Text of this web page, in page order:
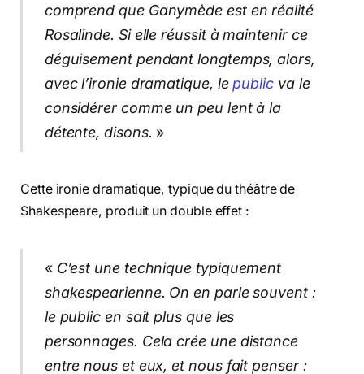
comprend que Ganymède est en réalité
Rosalinde. Si elle réussit à maintenir ce
déguisement pendant longtemps, alors,
avec l’ironie dramatique, lepublic va le
considérer comme un peu lent à la
détente, disons. »
Cette ironie dramatique, typique du théâtre de
Shakespeare, produit un double effet :
« C’est une technique typiquement
shakespearienne. On en parle souvent :
le public en sait plus que les
personnages. Cela crée une distance
entre nous et eux, et nous fait penser :